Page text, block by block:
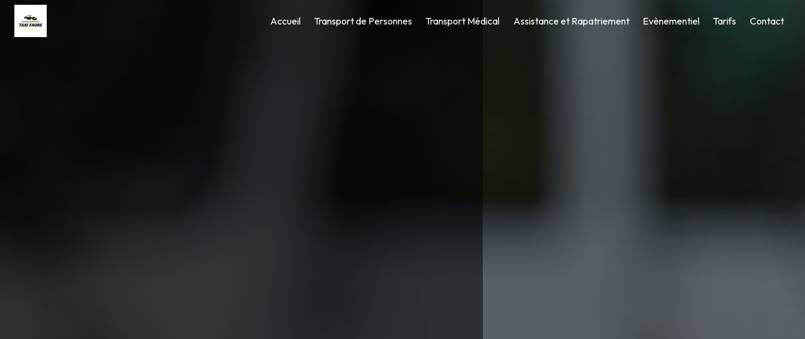
Accueil Transport de Personnes Transport Médical Assistance et Rapatriement Evènementiel Tarifs Contact
Panneau de gestion des cookies